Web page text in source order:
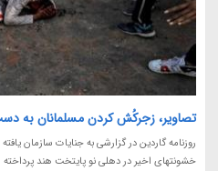
تصاویر، زجرکُش کردن مسلمانان به
روزنامه گاردین در گزارشی به جنایات سازمان
خشونتهای اخیر در دهلی نو پایتخت هند